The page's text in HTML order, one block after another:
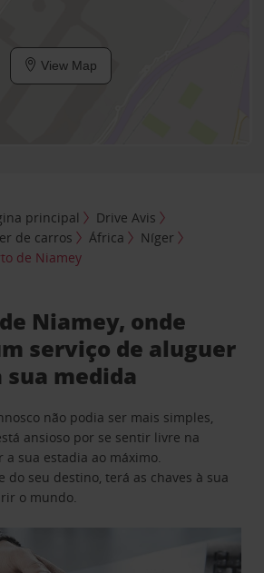
View Map
principal
Drive Avis
de carros
África
Níger
de Niamey
Niamey, onde
serviço de aluguer
sua medida
não podia ser mais simples,
ansioso por se sentir livre na
sua estadia ao máximo.
do seu destino, terá as chaves à sua
o mundo.